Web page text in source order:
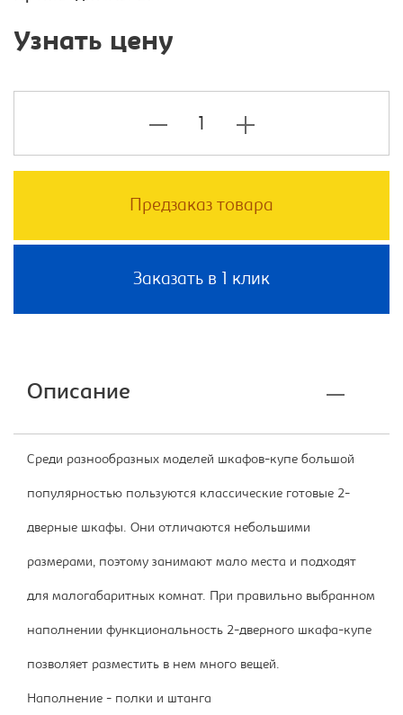
Узнать цену
Предзаказ товара
Заказать в 1 клик
Описание
Среди разнообразных моделей шкафов-купе большой
популярностью пользуются классические готовые 2-
дверные шкафы. Они отличаются небольшими
размерами, поэтому занимают мало места и подходят
для малогабаритных комнат. При правильно выбранном
наполнении функциональность 2-дверного шкафа-купе
позволяет разместить в нем много вещей.
Наполнение - полки и штанга